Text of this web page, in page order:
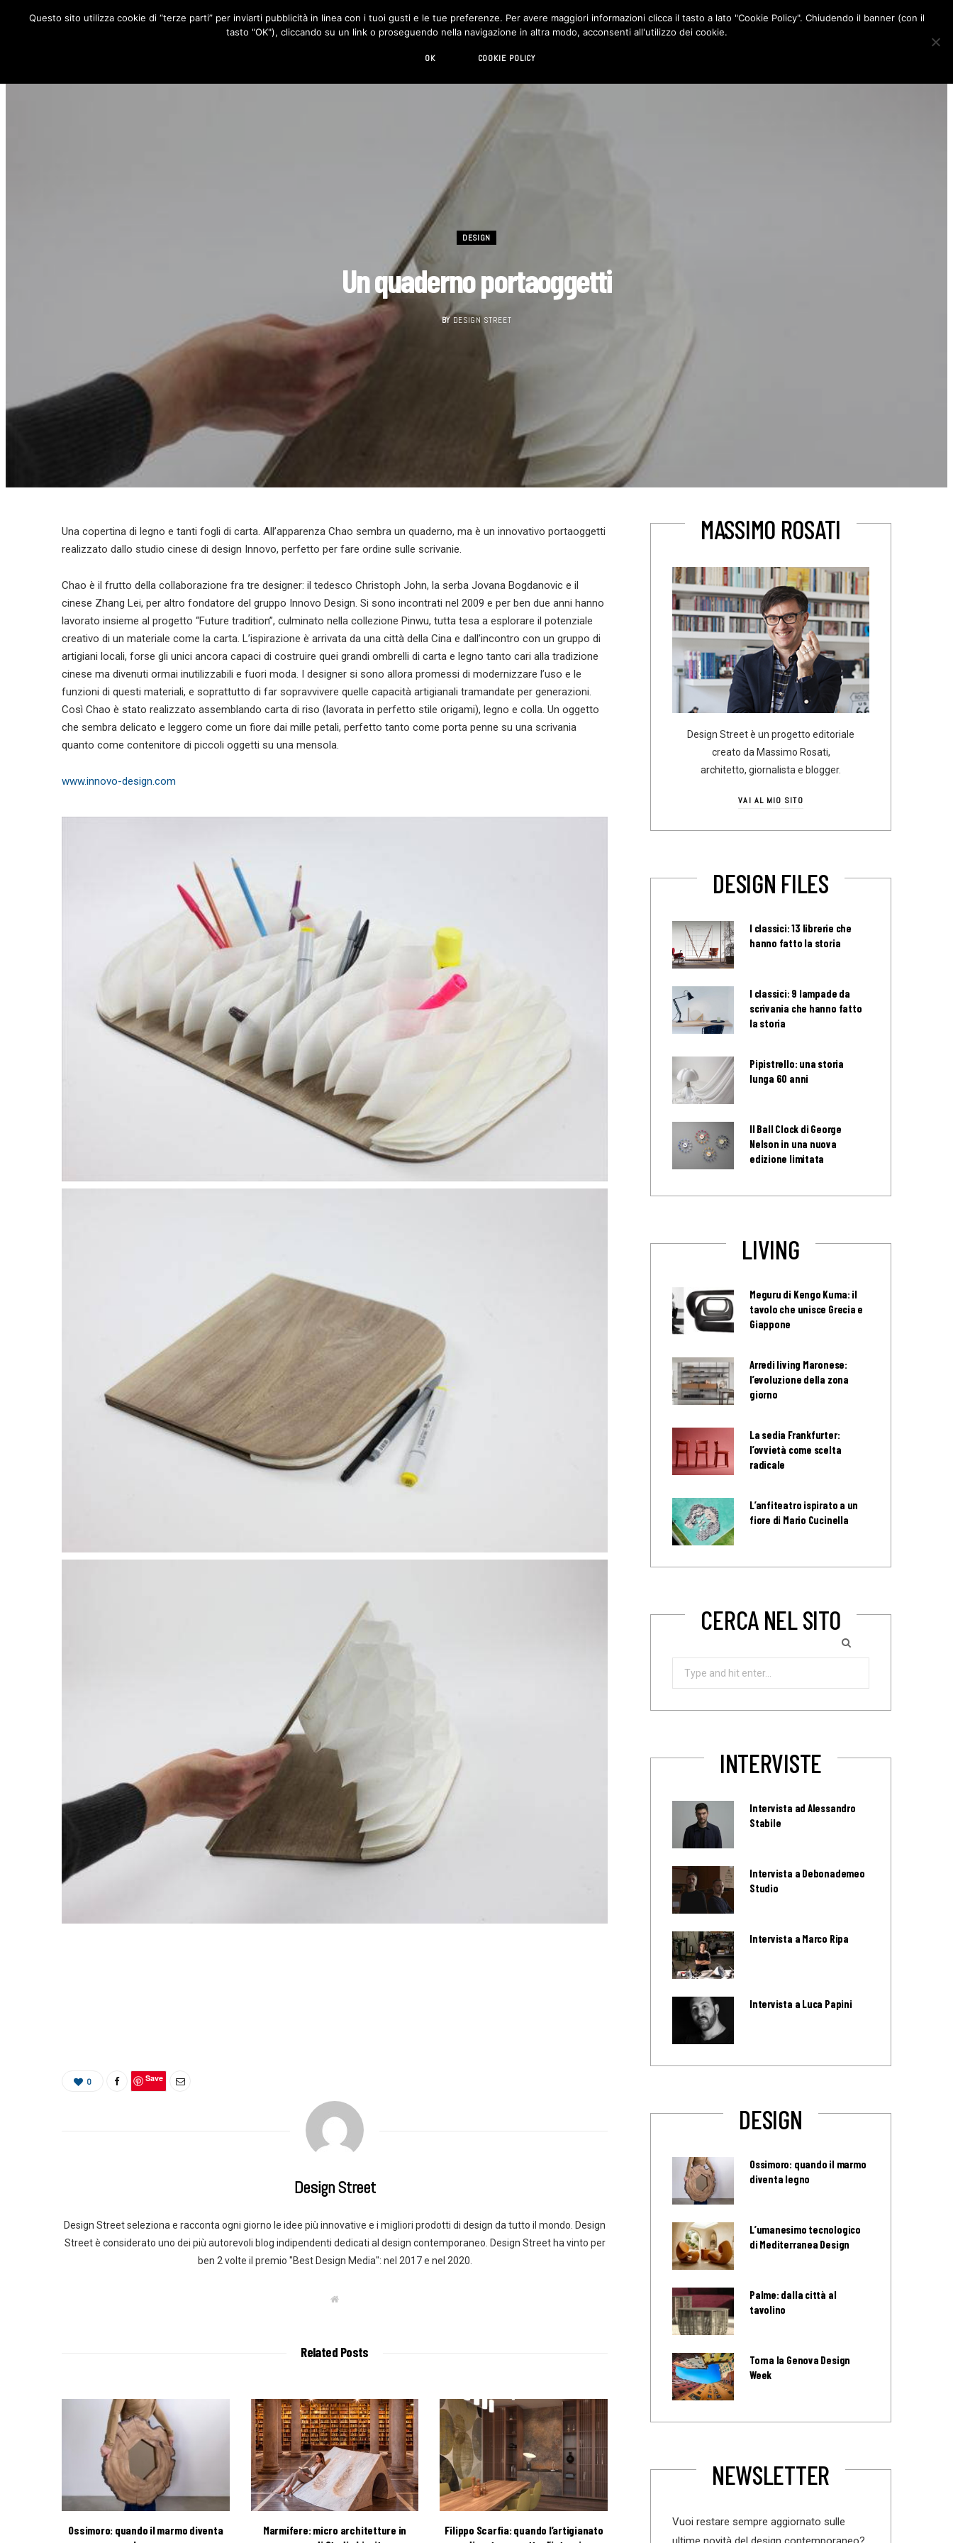
RUBRICHE DESIGN LIVING HI-TECH CHI SIAMO CONTATTI
o
g
r
d
DESIGN
Un quaderno portaoggetti
BY DESIGN STREET
Una copertina di legno e tanti fogli di carta. All’apparenza Chao sembra un quaderno, ma è un innovativo portaoggetti
realizzato dallo studio cinese di design Innovo, perfetto per fare ordine sulle scrivanie.
Chao è il frutto della collaborazione fra tre designer: il tedesco Christoph John, la serba Jovana Bogdanovic e il
cinese Zhang Lei, per altro fondatore del gruppo Innovo Design. Si sono incontrati nel 2009 e per ben due anni hanno
lavorato insieme al progetto “Future tradition”, culminato nella collezione Pinwu, tutta tesa a esplorare il potenziale
creativo di un materiale come la carta. L’ispirazione è arrivata da una città della Cina e dall’incontro con un gruppo di
artigiani locali, forse gli unici ancora capaci di costruire quei grandi ombrelli di carta e legno tanto cari alla tradizione
cinese ma divenuti ormai inutilizzabili e fuori moda. I designer si sono allora promessi di modernizzare l’uso e le
funzioni di questi materiali, e soprattutto di far sopravvivere quelle capacità artigianali tramandate per generazioni.
Così Chao è stato realizzato assemblando carta di riso (lavorata in perfetto stile origami), legno e colla. Un oggetto
che sembra delicato e leggero come un fiore dai mille petali, perfetto tanto come porta penne su una scrivania
quanto come contenitore di piccoli oggetti su una mensola.
www.innovo-design.com
0 Save
Design Street
Design Street seleziona e racconta ogni giorno le idee più innovative e i migliori prodotti di design da tutto il mondo. Design
Street è considerato uno dei più autorevoli blog indipendenti dedicati al design contemporaneo. Design Street ha vinto per
ben 2 volte il premio "Best Design Media": nel 2017 e nel 2020.
W
Related Posts
Ossimoro: quando il marmo diventa
Marmifere: micro architetture in
Filippo Scarfia: quando l’artigianato
MASSIMO ROSATI
Design Street è un progetto editoriale
creato da Massimo Rosati,
architetto, giornalista e blogger.
VAI AL MIO SITO
DESIGN FILES
I classici: 13 librerie che
hanno fatto la storia
I classici: 9 lampade da
scrivania che hanno fatto
la storia
Pipistrello: una storia
lunga 60 anni
Il Ball Clock di George
Nelson in una nuova
edizione limitata
LIVING
Meguru di Kengo Kuma: il
tavolo che unisce Grecia e
Giappone
Arredi living Maronese:
l’evoluzione della zona
giorno
La sedia Frankfurter:
l’ovvietà come scelta
radicale
L’anfiteatro ispirato a un
fiore di Mario Cucinella
CERCA NEL SITO
Search
INTERVISTE
Intervista ad Alessandro
Stabile
Intervista a Debonademeo
Studio
Intervista a Marco Ripa
Intervista a Luca Papini
DESIGN
Ossimoro: quando il marmo
diventa legno
L’umanesimo tecnologico
di Mediterranea Design
Palme: dalla città al
tavolino
Torna la Genova Design
Week
NEWSLETTER
Vuoi restare sempre aggiornato sulle
Questo sito utilizza cookie di “terze parti” per inviarti pubblicità in linea con i tuoi gusti e le tue preferenze. Per avere maggiori informazioni clicca il tasto a lato "Cookie Policy". Chiudendo il banner (con il
tasto "OK"), cliccando su un link o proseguendo nella navigazione in altra modo, acconsenti all'utilizzo dei cookie.
OK COOKIE POLICY